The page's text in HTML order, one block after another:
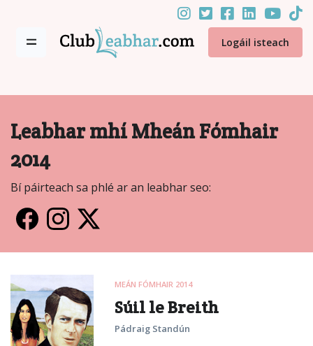
Logáil isteach
Leabhar mhí Mheán Fómhair
2014
Bí páirteach sa phlé ar an leabhar seo:
MEÁN FÓMHAIR 2014
Súil le Breith
Pádraig Standún